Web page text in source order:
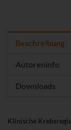
Beschreibung
Autoreninfo
Downloads
Klinische